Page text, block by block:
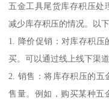
五金工具尾货库存积压处
减少库存积压的情况。以
1. 降价促销：对库存积压
买。可以通过线上线下渠
2. 销售：将库存积压的五
售量。例如，购买某种五